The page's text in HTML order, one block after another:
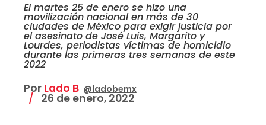
El martes 25 de enero se hizo una
movilización nacional en más de 30
ciudades de México para exigir justicia por
el asesinato de José Luis, Margarito y
Lourdes, periodistas víctimas de homicidio
durante las primeras tres semanas de este
2022
Por Lado B @ladobemx
26 de enero, 2022